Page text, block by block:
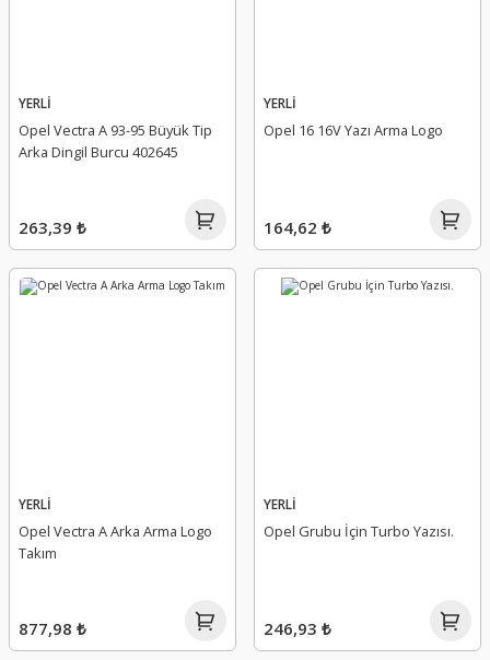
YERLİ
Opel Vectra A 93-95 Büyük Tip
Arka Dingil Burcu 402645
263,39 ₺
YERLİ
Opel 16 16V Yazı Arma Logo
164,62 ₺
YERLİ
Opel Vectra A Arka Arma Logo
Takım
877,98 ₺
YERLİ
Opel Grubu İçin Turbo Yazısı.
246,93 ₺